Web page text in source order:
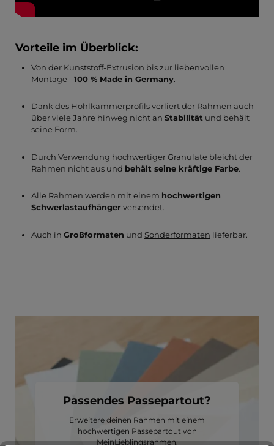
Vorteile im Überblick:
Von der Kunststoff-Extrusion bis zur liebenvollen
Montage - 100 % Made in Germany.
Dank des Hohlkammerprofils verliert der Rahmen auch
über viele Jahre hinweg nicht an Stabilitätund behält
seine Form.
Durch Verwendung hochwertiger Granulate bleicht der
Rahmen nicht aus und behält seine kräftige Farbe.
Alle Rahmen werden mit einem hochwertigen
Schwerlastaufhängerversendet.
Auch in Großformaten und Sonderformaten lieferbar.
Passendes Passepartout?
Erweitere deinen Rahmen mit einem
hochwertigen Passepartout von
MeinLieblingsrahmen.